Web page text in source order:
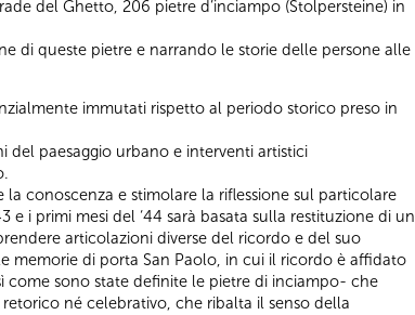
del Ghetto, 206 pietre d’inciampo (Stolpersteine) in
di queste pietre e narrando le storie delle persone alle
immutati rispetto al periodo storico preso in
del paesaggio urbano e interventi artistici
conoscenza e stimolare la riflessione sul particolare
i primi mesi del ‘44 sarà basata sulla restituzione di un
articolazioni diverse del ricordo e del suo
memorie di porta San Paolo, in cui il ricordo è affidato
come sono state definite le pietre di inciampo- che
né celebrativo, che ribalta il senso della